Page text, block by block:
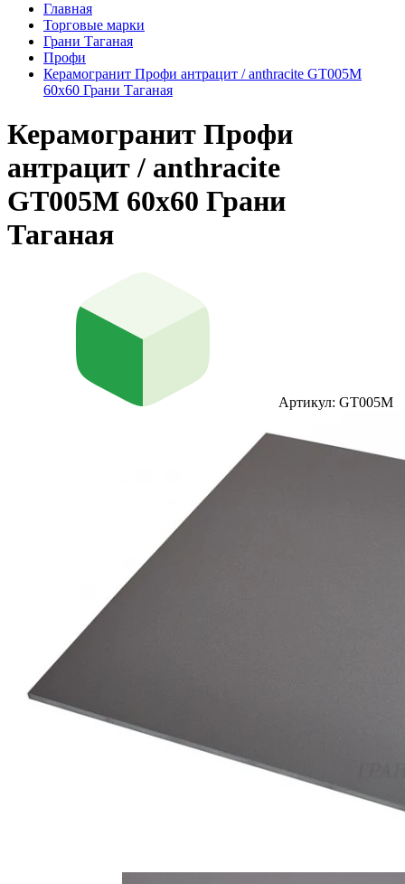
Главная
Торговые марки
Грани Таганая
Профи
Керамогранит Профи антрацит / anthracite GT005M
60х60 Грани Таганая
Керамогранит Профи
антрацит / anthracite
GT005M 60х60 Грани
Таганая
Артикул: GT005M